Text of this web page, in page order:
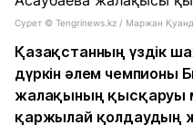
Сурет © Tengrinews.kz / Маржан
Қазақстанның үздік
дүркін әлем чемпионы
жалақының қысқаруы
қаржылай қолдаудың